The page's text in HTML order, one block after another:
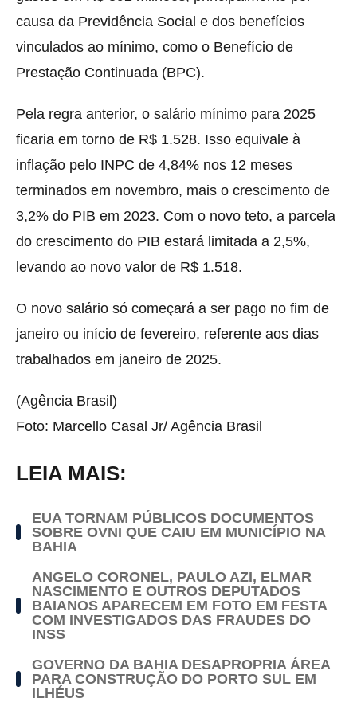
causa da Previdência Social e dos benefícios
vinculados ao mínimo, como o Benefício de
Prestação Continuada (BPC).
Pela regra anterior, o salário mínimo para 2025
ficaria em torno de R$ 1.528. Isso equivale à
inflação pelo INPC de 4,84% nos 12 meses
terminados em novembro, mais o crescimento de
3,2% do PIB em 2023. Com o novo teto, a parcela
do crescimento do PIB estará limitada a 2,5%,
levando ao novo valor de R$ 1.518.
O novo salário só começará a ser pago no fim de
janeiro ou início de fevereiro, referente aos dias
trabalhados em janeiro de 2025.
(Agência Brasil)
Foto: Marcello Casal Jr/ Agência Brasil
LEIA MAIS:
EUA TORNAM PÚBLICOS DOCUMENTOS
SOBRE OVNI QUE CAIU EM MUNICÍPIO NA
BAHIA
ANGELO CORONEL, PAULO AZI, ELMAR
NASCIMENTO E OUTROS DEPUTADOS
BAIANOS APARECEM EM FOTO EM FESTA
COM INVESTIGADOS DAS FRAUDES DO
INSS
GOVERNO DA BAHIA DESAPROPRIA ÁREA
PARA CONSTRUÇÃO DO PORTO SUL EM
ILHÉUS